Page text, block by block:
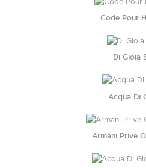
Code Pour
Di Gioia
Acqua Di
Armani Prive